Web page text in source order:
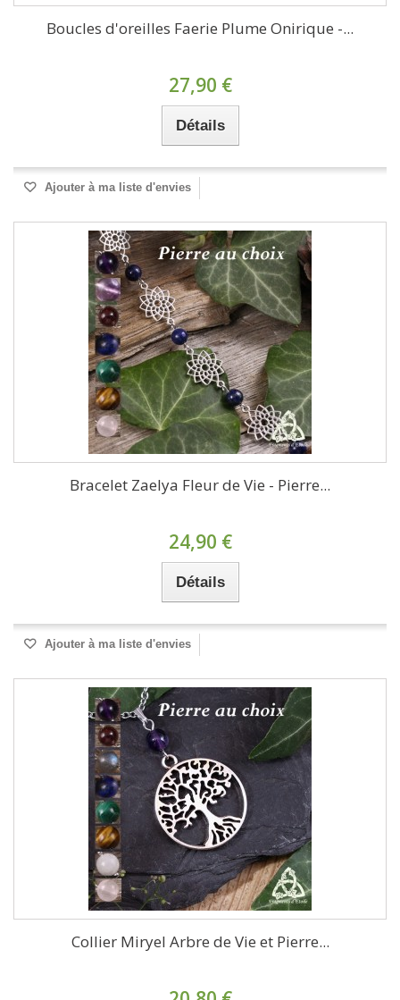
Boucles d'oreilles Faerie Plume Onirique -...
27,90 €
Détails
Ajouter à ma liste d'envies
Bracelet Zaelya Fleur de Vie - Pierre...
24,90 €
Détails
Ajouter à ma liste d'envies
Collier Miryel Arbre de Vie et Pierre...